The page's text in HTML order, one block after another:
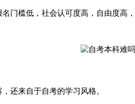
门槛低，社会认可度高，自由度高
还来自于自考的学习风格。